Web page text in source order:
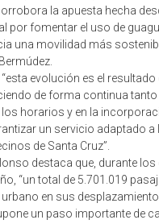
la apuesta hecha
por fomentar el uso de
una movilidad más
evolución es el
de forma continua tanto
horarios y en la
un servicio adaptado a
de Santa Cruz”.
destaca que, durante
“un total de 5.701.019
en sus
un paso importante de